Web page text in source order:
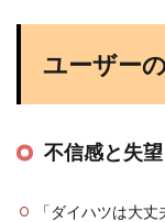
ユーザー
不信感と失望
「ダイハツは大丈